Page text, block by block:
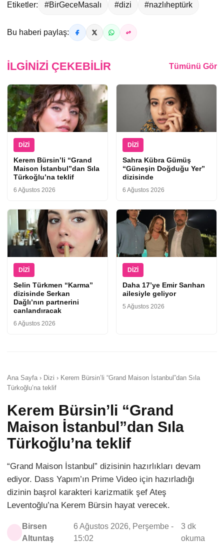
Etiketler: #BirGeceMasalı #dizi #nazlıheptürk
Bu haberi paylaş:
İLGINIZI ÇEKEBILIR Tümünü Gör
DIZI
Kerem Bürsin’li “Grand
Maison İstanbul”dan Sıla
Türkoğlu’na teklif
6 Ağustos 2026
DIZI
Sahra Kübra Gümüş
“Güneşin Doğduğu Yer”
dizisinde
6 Ağustos 2026
DIZI
Selin Türkmen “Karma”
dizisinde Serkan
Dağlı’nın partnerini
canlandıracak
6 Ağustos 2026
DIZI
Daha 17’ye Emir Sarıhan
ailesiyle geliyor
5 Ağustos 2026
Ana Sayfa › Dizi › Kerem Bürsin’li “Grand Maison İstanbul”dan Sıla
Türkoğlu’na teklif
Kerem Bürsin’li “Grand
Maison İstanbul”dan Sıla
Türkoğlu’na teklif
“Grand Maison İstanbul” dizisinin hazırlıkları devam
ediyor. Dass Yapım’ın Prime Video için hazırladığı
dizinin başrol karakteri karizmatik şef Ateş
Leventoğlu’na Kerem Bürsin hayat verecek.
Birsen
Altuntaş
6 Ağustos 2026, Perşembe -
15:02
3 dk
okuma